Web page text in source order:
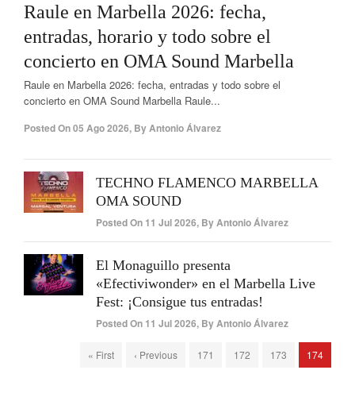
Raule en Marbella 2026: fecha,
entradas, horario y todo sobre el
concierto en OMA Sound Marbella
Raule en Marbella 2026: fecha, entradas y todo sobre el
concierto en OMA Sound Marbella Raule...
Posted On05 Ago 2026, ByAntonio Álvarez
TECHNO FLAMENCO MARBELLA
OMA SOUND
Posted On 11 Jul 2026, ByAntonio Álvarez
El Monaguillo presenta
«Efectiviwonder» en el Marbella Live
Fest: ¡Consigue tus entradas!
Posted On 11 Jul 2026, ByAntonio Álvarez
« First ‹ Previous 171 172 173 174